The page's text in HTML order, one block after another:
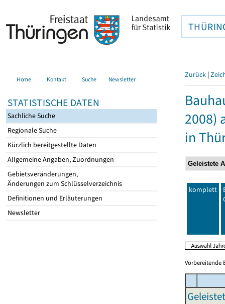
Home Kontakt Suche Newsletter
STATISTISCHE DATEN
Sachliche Suche
Regionale Suche
Kürzlich bereitgestellte Daten
Allgemeine Angaben, Zuordnungen
Gebietsveränderungen,
Änderungen zum Schlüsselverzeichnis
Definitionen und Erläuterungen
Newsletter
Zurück |
2008)
in
komplett
Vorbereitende